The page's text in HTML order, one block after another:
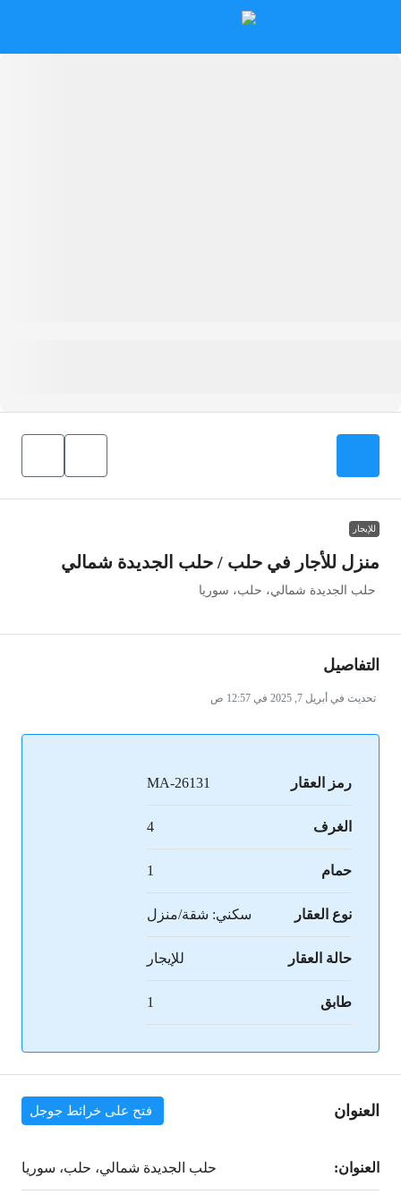
للإيجار
منزل للأجار في حلب / حلب الجديدة شمالي
حلب الجديدة شمالي، حلب، سوريا
التفاصيل
تحديث في أبريل 7, 2025 في 12:57 ص
رمز العقار MA-26131
الغرف 4
حمام 1
نوع العقار سكني: شقة/منزل
حالة العقار للإيجار
طابق 1
العنوان فتح على خرائط جوجل
العنوان: حلب الجديدة شمالي، حلب، سوريا